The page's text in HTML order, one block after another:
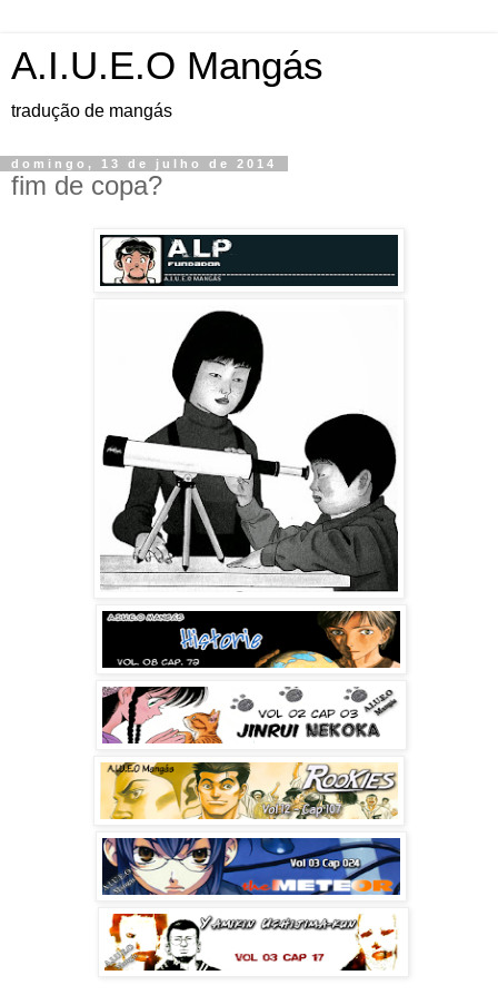
A.I.U.E.O Mangás
tradução de mangás
domingo, 13 de julho de 2014
fim de copa?